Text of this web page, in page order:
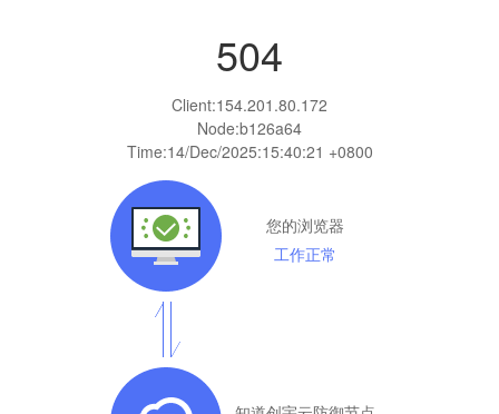
504
Client:154.201.80.172
Node:b126a64
Time:14/Dec/2025:15:40:21 +0800
您的浏览器
工作正常